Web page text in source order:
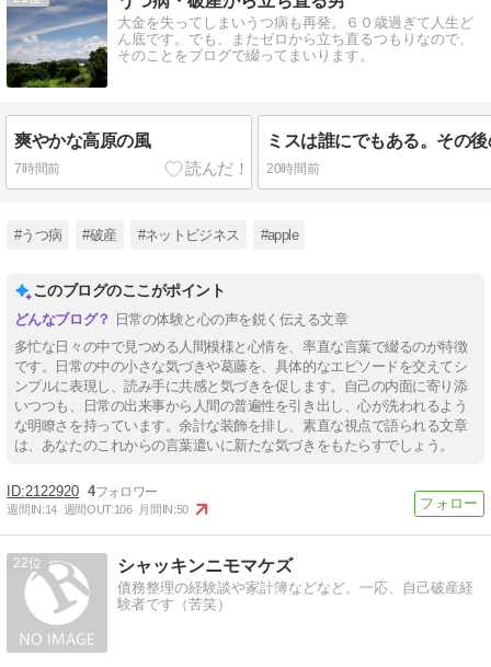
大金を失ってしまいうつ病も再発。６０歳過ぎて人生ど
ん底です。でも、またゼロから立ち直るつもりなので、
そのことをブログで綴ってまいります。
爽やかな高原の風
7時間前 20時間前
#うつ病 #破産 #ネットビジネス #apple
このブログのここがポイント
日常の体験と心の声を鋭く伝える文章
多忙な日々の中で見つめる人間模様と心情を、率直な言葉で綴るのが特徴
です。日常の中の小さな気づきや葛藤を、具体的なエピソードを交えてシ
ンプルに表現し、読み手に共感と気づきを促します。自己の内面に寄り添
いつつも、日常の出来事から人間の普遍性を引き出し、心が洗われるよう
な明瞭さを持っています。余計な装飾を排し、素直な視点で語られる文章
は、あなたのこれからの言葉遣いに新たな気づきをもたらすでしょう。
2122920 4
週間IN:14 週間OUT:106 月間IN:50
22 シャッキンニモマケズ
債務整理の経験談や家計簿などなど。一応、自己破産経
験者です（苦笑）